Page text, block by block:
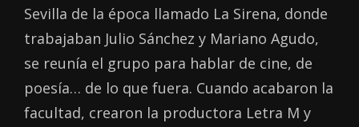
Sevilla de la época llamado La Sirena, donde
trabajaban Julio Sánchez y Mariano Agudo,
se reunía el grupo para hablar de cine, de
poesía… de lo que fuera. Cuando acabaron la
facultad, crearon la productora Letra M y